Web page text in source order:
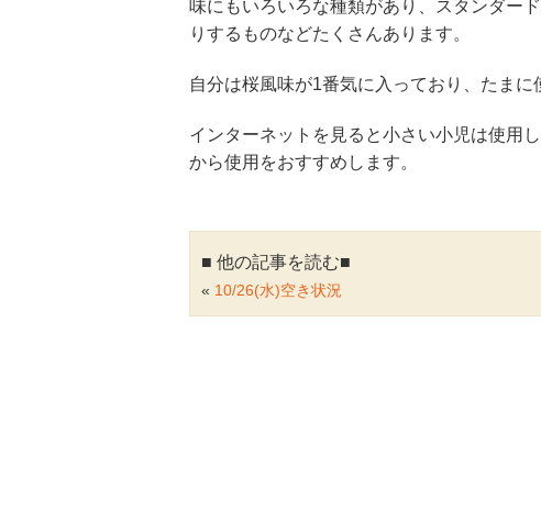
味にもいろいろな種類があり、スタンダー
りするものなどたくさんあります。
自分は桜風味が1番気に入っており、たまに
インターネットを見ると小さい小児は使用
から使用をおすすめします。
■ 他の記事を読む■
« 10/26(水)空き状況